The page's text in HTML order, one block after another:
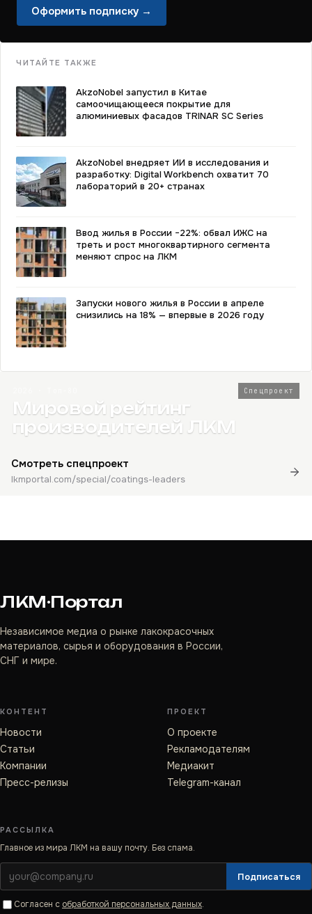
Оформить подписку →
ЧИТАЙТЕ ТАКЖЕ
AkzoNobel запустил в Китае
самоочищающееся покрытие для
алюминиевых фасадов TRINAR SC Series
AkzoNobel внедряет ИИ в исследования и
разработку: Digital Workbench охватит 70
лабораторий в 20+ странах
Ввод жилья в России −22%: обвал ИЖС на
треть и рост многоквартирного сегмента
меняют спрос на ЛКМ
Запуски нового жилья в России в апреле
снизились на 18% — впервые в 2026 году
Спецпроект
Мировой рейтинг
производителей ЛКМ
Смотреть спецпроект
lkmportal.com/special/coatings-leaders
ЛКМ·Портал
Независимое медиа о рынке лакокрасочных
материалов, сырья и оборудования в России,
СНГ и мире.
КОНТЕНТ
Новости
Статьи
Компании
Пресс-релизы
ПРОЕКТ
О проекте
Рекламодателям
Медиакит
Telegram-канал
РАССЫЛКА
Главное из мира ЛКМ на вашу почту. Без спама.
Подписаться
Согласен с обработкой персональных данных.